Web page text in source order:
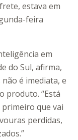
estava em
feira
em
do Sul, afirma,
é imediata, e
produto. “Está
que vai
perdidas,